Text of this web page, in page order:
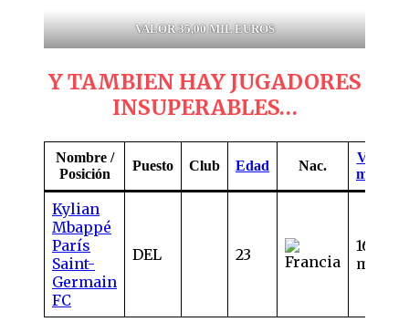
VALOR 35,00 MIL EUROS
Y TAMBIEN HAY JUGADORES
INSUPERABLES…
Nombre /
Posición
Puesto Club Edad Nac.
Valor de
mercado
Kylian
Mbappé
París
Saint-
Germain
FC
DEL 23
160,00
mill. €